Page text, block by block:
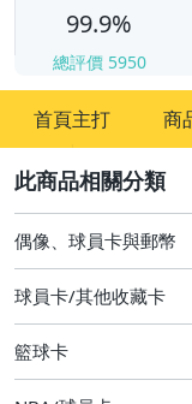
99.9%
總評價 5950
首頁主打 商
玩具、模型與公仔
偶像、球員卡與郵幣
偶像、球員卡與郵幣
球員卡/其他收藏卡
籃球卡